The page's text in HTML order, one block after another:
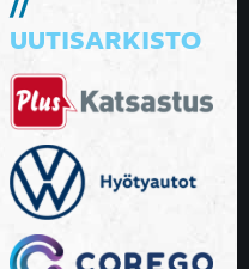
UUTISARKISTO